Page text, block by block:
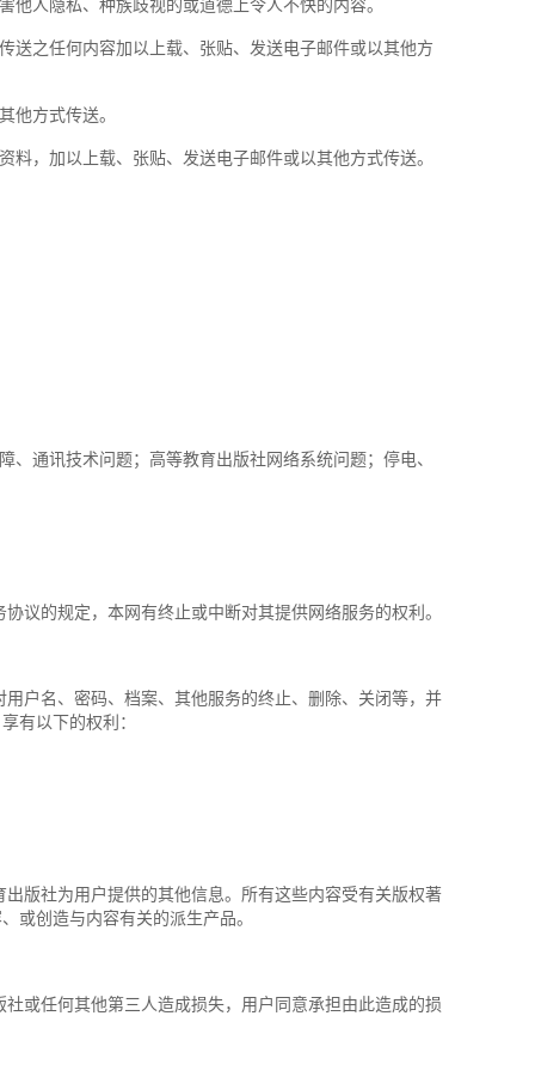
人隐私、种族歧视的或道德上令人不快的内容。
之任何内容加以上载、张贴、发送电子邮件或以其他方
方式传送。
，加以上载、张贴、发送电子邮件或以其他方式传送。
通讯技术问题；高等教育出版社网络系统问题；停电、
的规定，本网有终止或中断对其提供网络服务的权利。
户名、密码、档案、其他服务的终止、删除、关闭等，并
有以下的权利：
版社为用户提供的其他信息。所有这些内容受有关版权著
或创造与内容有关的派生产品。
或任何其他第三人造成损失，用户同意承担由此造成的损